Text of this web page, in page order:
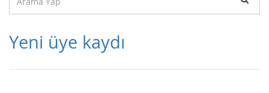
Yeni üye kaydı